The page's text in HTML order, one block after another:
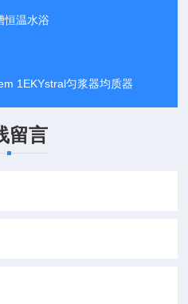
恒温水浴
1EKYstral匀浆器均质器
留言